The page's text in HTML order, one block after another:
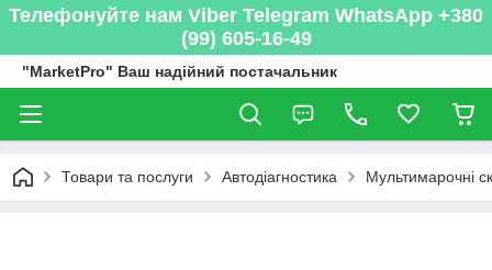
Телефонуйте нам Viber Telegram WhatsApp +380
(99) 605-16-49
"MarketPro" Ваш надійний постачальник
Товари та послуги Автодіагностика Мультимарочні